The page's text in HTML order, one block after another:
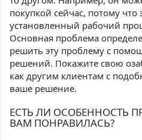
покупкой сейчас, потому что
установленный рабочий
Основная проблема
решить эту проблему с
решений. Покажите свою
как другим клиентам с
ваше решение.
ЕСТЬ ЛИ ОСОБЕННОСТЬ
ВАМ ПОНРАВИЛАСЬ?